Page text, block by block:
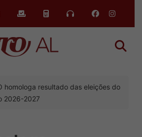
homologa resultado das eleições do
2026-2027